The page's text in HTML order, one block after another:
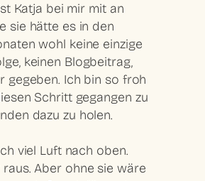
Katja bei mir mit an
sie hätte es in den
wohl keine einzige
keinen Blogbeitrag,
gegeben. Ich bin so froh
Schritt gegangen zu
dazu zu holen.
viel Luft nach oben.
Aber ohne sie wäre